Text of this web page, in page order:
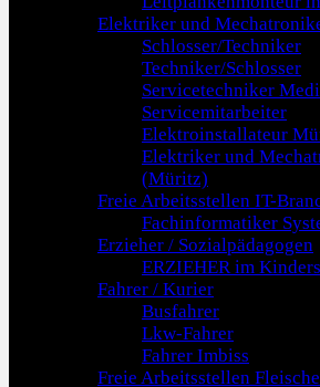
Elektriker und
Schlosser/Techniker
Techniker/Schlosser
Servicetechniker
Servicemitarbeiter
Elektroinstallateur
Elektriker und
(Müritz)
Freie Arbeitsstellen IT-
Fachinformatiker
Erzieher / Sozialpädagogen
ERZIEHER im
Fahrer / Kurier
Busfahrer
Lkw-Fahrer
Fahrer Imbiss
Freie Arbeitsstellen